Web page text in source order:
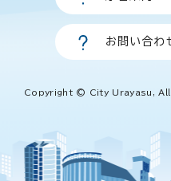
お問い合わ
Copyright © City Urayasu,